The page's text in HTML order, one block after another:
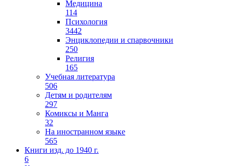
Медицина
114
Психология
3442
Энциклопедии и спарвочники
250
Религия
165
Учебная литература
506
Детям и родителям
297
Комиксы и Манга
32
На иностранном языке
565
Книги изд. до 1940 г.
6